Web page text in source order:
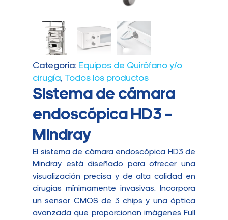
Categoria: Equipos de Quirófano y/o
cirugía, Todos los productos
Sistema de cámara
endoscópica HD3 –
Mindray
El sistema de cámara endoscópica HD3 de
Mindray está diseñado para ofrecer una
visualización precisa y de alta calidad en
cirugías mínimamente invasivas. Incorpora
un sensor CMOS de 3 chips y una óptica
avanzada que proporcionan imágenes Full